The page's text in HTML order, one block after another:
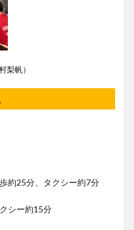
梨帆）
約25分、タクシー約7分
シー約15分